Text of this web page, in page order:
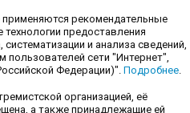
рекомендательные
предоставления
и анализа сведений,
пользователей сети "Интернет",
Федерации)". Подробнее.
организацией, её
а также принадлежащие ей